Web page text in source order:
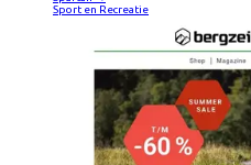
Sport en Recreatie